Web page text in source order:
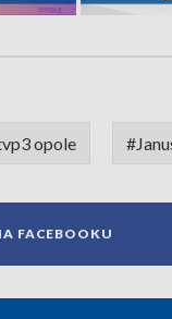
opole
FACEBOOKU